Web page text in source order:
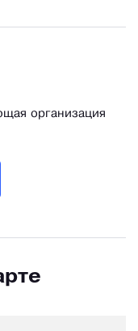
организация